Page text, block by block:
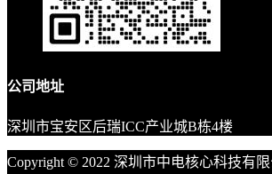
公司地址
深圳市宝安区后瑞ICC产业城B栋4楼
Copyright © 2022 深圳市中电核心科技有